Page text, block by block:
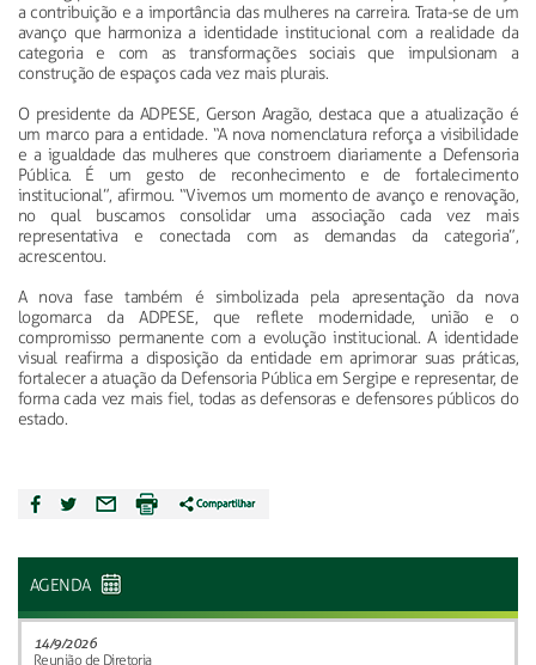
a contribuição e a importância das mulheres na carreira. Trata-se de um
avanço que harmoniza a identidade institucional com a realidade da
categoria e com as transformações sociais que impulsionam a
construção de espaços cada vez mais plurais.
O presidente da ADPESE, Gerson Aragão, destaca que a atualização é
um marco para a entidade. “A nova nomenclatura reforça a visibilidade
e a igualdade das mulheres que constroem diariamente a Defensoria
Pública. É um gesto de reconhecimento e de fortalecimento
institucional”, afirmou. “Vivemos um momento de avanço e renovação,
no qual buscamos consolidar uma associação cada vez mais
representativa e conectada com as demandas da categoria”,
acrescentou.
A nova fase também é simbolizada pela apresentação da nova
logomarca da ADPESE, que reflete modernidade, união e o
compromisso permanente com a evolução institucional. A identidade
visual reafirma a disposição da entidade em aprimorar suas práticas,
fortalecer a atuação da Defensoria Pública em Sergipe e representar, de
forma cada vez mais fiel, todas as defensoras e defensores públicos do
estado.
AGENDA
14/9/2026
Reunião de Diretoria